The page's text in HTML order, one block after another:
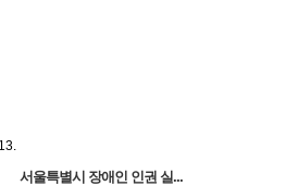
서울특별시 장애인 인권 실...